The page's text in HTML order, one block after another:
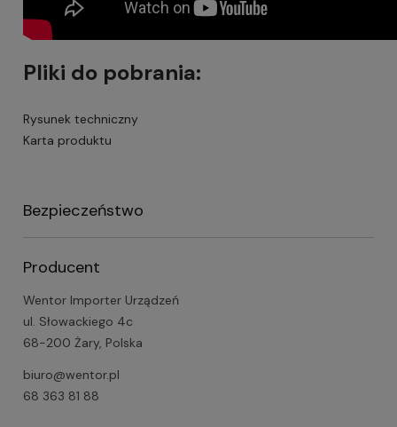
Pliki do pobrania:
Rysunek techniczny
Karta produktu
Bezpieczeństwo
Producent
Wentor Importer Urządzeń
ul. Słowackiego 4c
68-200 Żary, Polska
biuro@wentor.pl
68 363 81 88